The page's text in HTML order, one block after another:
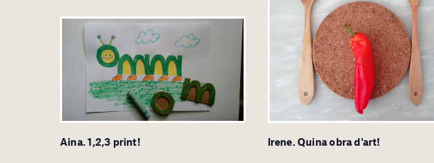
Aina. 1,2,3 print! Irene. Quina obra d'art!